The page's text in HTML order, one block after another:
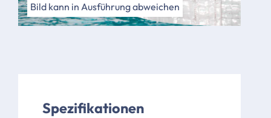
Bild kann in Ausführung abweichen
Spezifikationen